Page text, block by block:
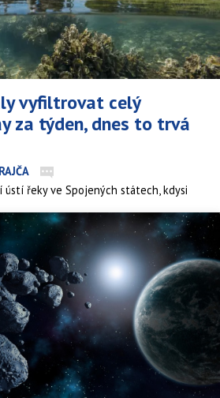
vyfiltrovat celý
za týden, dnes to trvá
ústí řeky ve Spojených státech, kdysi
ústřic, že dokázaly celý objem zálivu
Dnes, po století přelovu a znečištění,
přes rok. Probíhající projekty
tento stav dá alespoň částečně zvrátit.